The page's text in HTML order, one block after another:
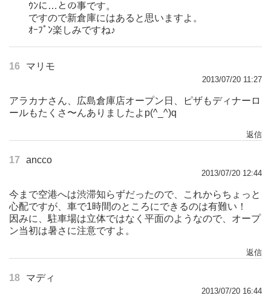
ｳﾝに…との事です。
ですので新倉庫にはあると思いますよ。
ｵｰﾌﾟﾝ楽しみですね♪
16 マリモ
2013/07/20 11:27
アラカナさん、広島倉庫店オープン日、ピザもディナーロ
ールもたくさ〜んありましたよp(^_^)q
返信
17 ancco
2013/07/20 12:44
今まで空港へは渋滞知らずだったので、これからちょっと
心配ですが、車で1時間のところにできるのは有難い！
因みに、駐車場は立体ではなく平面のようなので、オープ
ン当初は暑さに注意ですよ。
返信
18 マディ
2013/07/20 16:44